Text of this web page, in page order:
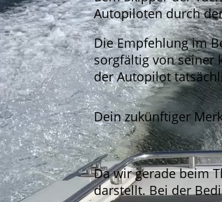
Autopiloten durch
Die Empfehlung im
sorgfältig von seiner
der Autopilot
Dein zukünftiger
Da wir gerade beim
darstellt. Bei der